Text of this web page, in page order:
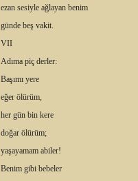
ezan sesiyle ağlayan benim
günde beş vakit.
VII
Adıma piç derler:
Başımı yere
eğer ölürüm,
her gün bin kere
doğar ölürüm;
yaşayamam abiler!
Benim gibi bebeler